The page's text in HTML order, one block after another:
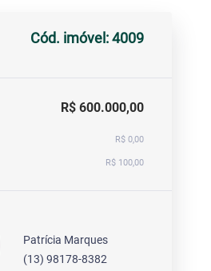
Cód. imóvel: 4009
R$ 600.000,00
R$ 0,00
R$ 100,00
Patrícia Marques
(13) 98178-8382